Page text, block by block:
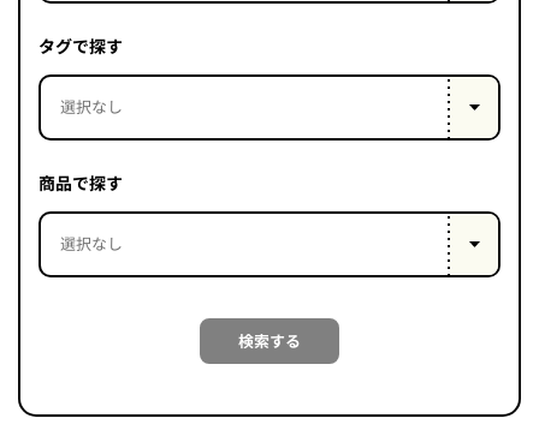
UP
PROJECT
LIFE
LABEL
はい
タグで探す
商品で探す
検索する